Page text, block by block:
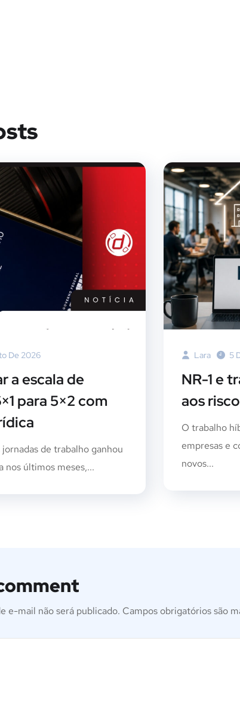
De 2026
a escala de
para 5×2 com
de trabalho ganhou
nos últimos meses,...
Lara 5
NR-1 e
aos
O trabalho
empresas e
novos...
e-mail não será publicado. Campos obrigatórios são